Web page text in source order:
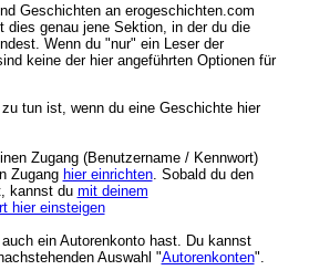
Geschichten an erogeschichten.com
dies genau jene Sektion, in der du die
Wenn du "nur" ein Leser der
keine der hier angeführten Optionen für
tun ist, wenn du eine Geschichte hier
Zugang (Benutzername / Kennwort)
Zugang hier einrichten. Sobald du den
kannst du mit deinem
hier einsteigen
ein Autorenkonto hast. Du kannst
Auswahl "Autorenkonten".